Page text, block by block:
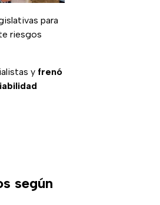
para
riesgos
y frenó
según